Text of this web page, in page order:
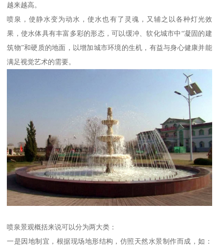
越来越高。
喷泉，使静水变为动水，使水也有了灵魂，又辅之以各种灯光效
果，使水体具有丰富多彩的形态，可以缓冲、软化城市中“凝固的建
筑物”和硬质的地面，以增加城市环境的生机，有益与身心健康并能
满足视觉艺术的需要。
喷泉景观概括来说可以分为两大类：
一是因地制宜，根据现场地形结构，仿照天然水景制作而成，如：